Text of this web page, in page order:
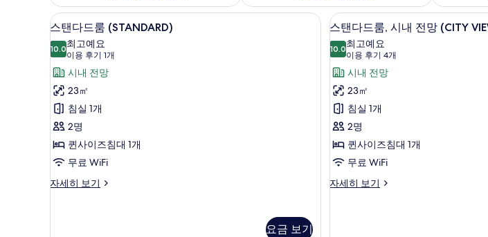
스
탠
다
드
룸
(STANDARD)
사
진
모
두
10
스탠다드룸 (STANDARD)
10.010.0점 만점 중 10점
최고예요
이용 후기 1개
(이
용
후
기
개)
시내 전망
23㎡
침실 1개
2명
퀸사이즈침대 1개
무료 WiFi
자세히 보기
스
요금 보기
스
탠
다
드
룸,
시
내
전
망
(CITY
저
9
스탠다드룸, 시내 전망 (CITY
10.010.0점 만점 중 10점
최고예요
이용 후기 4개
(이
용
후
기
4
개)
시내 전망
23㎡
침실 1개
2명
퀸사이즈침대 1개
무료 WiFi
자세히 보기
스